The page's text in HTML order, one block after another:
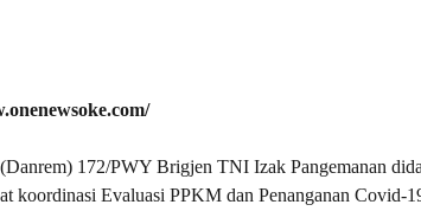
172/PWY Brigjen TNI Izak Pangemanan
koordinasi Evaluasi PPKM dan Penanganan